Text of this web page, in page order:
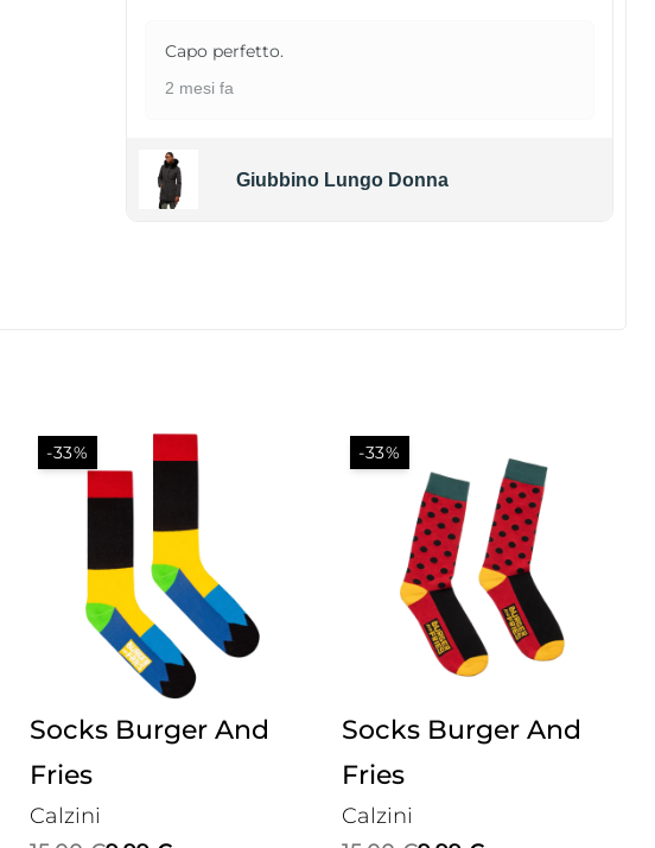
Capo perfetto.
2 mesi fa
Giubbino Lungo Donna
-33%
Socks Burger And
Fries
Calzini
-33%
Socks Burger And
Fries
Calzini